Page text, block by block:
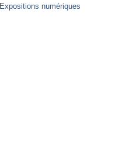
Expositions numériques